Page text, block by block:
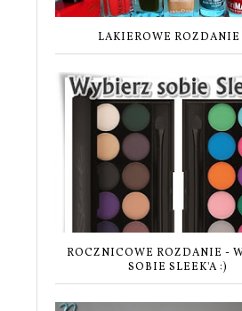
LAKIEROWE ROZDANIE
ROCZNICOWE ROZDANIE -
SOBIE SLEEK'A :)